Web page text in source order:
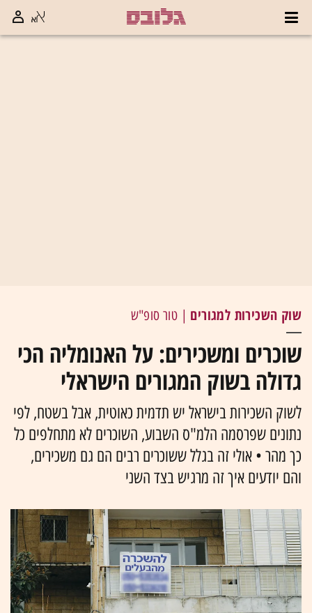
שוק השכירות למגורים | טור סופ"ש
שוכרים ומשכירים: על האנומליה הכי
גדולה בשוק המגורים הישראלי
לשוק השכירות בישראל יש תדמית כאוטית, אבל בשטח, לפי
נתונים שפרסמה הלמ"ס השבוע, השוכרים לא מתחלפים כל
כך מהר • אולי זה בגלל ששוכרים רבים הם גם משכירים,
והם יודעים איך זה מרגיש בצד השני